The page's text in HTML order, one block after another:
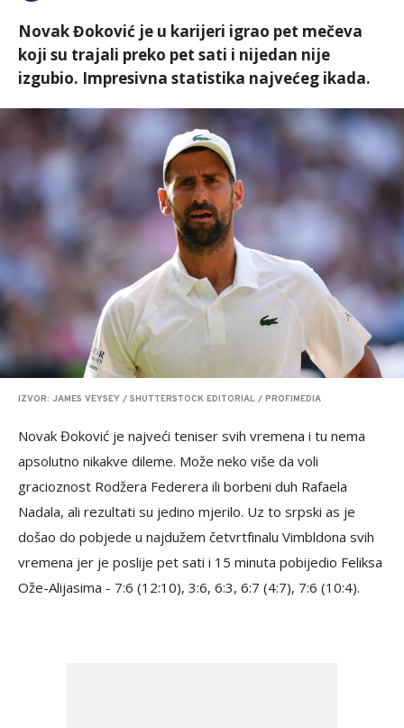
Novak Đoković je u karijeri igrao pet mečeva
koji su trajali preko pet sati i nijedan nije
izgubio. Impresivna statistika najvećeg ikada.
IZVOR: JAMES VEYSEY / SHUTTERSTOCK EDITORIAL / PROFIMEDIA
Novak Đoković je najveći teniser svih vremena i tu nema
apsolutno nikakve dileme. Može neko više da voli
gracioznost Rodžera Federera ili borbeni duh Rafaela
Nadala, ali rezultati su jedino mjerilo. Uz to srpski as je
došao do pobjede u najdužem četvrtfinalu Vimbldona svih
vremena jer je poslije pet sati i 15 minuta pobijedio Feliksa
Ože-Alijasima - 7:6 (12:10), 3:6, 6:3, 6:7 (4:7), 7:6 (10:4).